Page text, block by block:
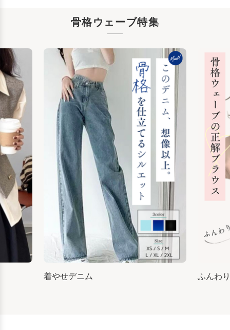
骨格ウェーブ特集
着やせデニム ふんわ